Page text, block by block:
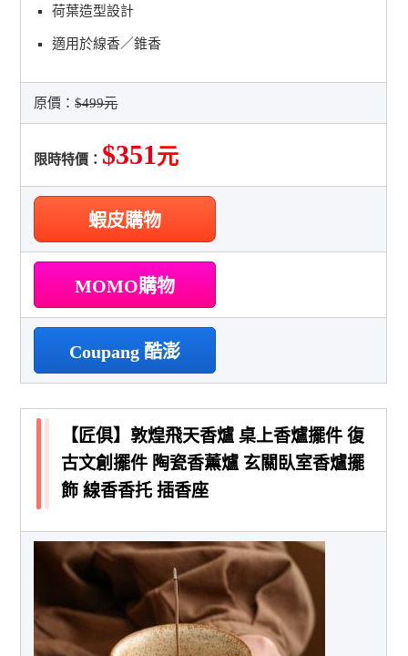
荷葉造型設計
適用於線香／錐香
原價：$499元
限時特價： $351元
蝦皮購物
MOMO購物
Coupang 酷澎
【匠俱】敦煌飛天香爐 桌上香爐擺件 復
古文創擺件 陶瓷香薰爐 玄關臥室香爐擺
飾 線香香托 插香座